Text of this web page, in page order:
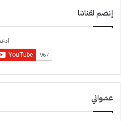
إنضم لقناتنا
عشوائي